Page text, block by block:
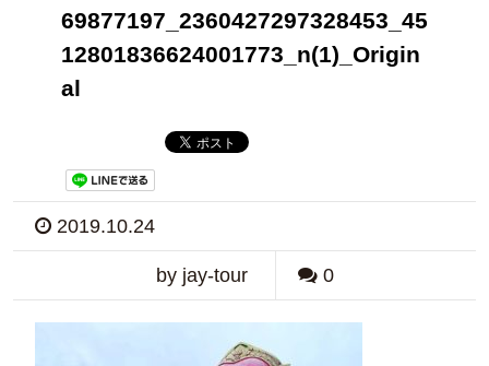
69877197_2360427297328453_45
12801836624001773_n(1)_Origin
al
2019.10.24
by jay-tour 0